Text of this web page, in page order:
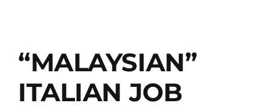
“MALAYSIAN”
ITALIAN JOB